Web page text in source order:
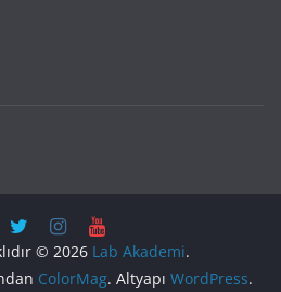
© 2026 Lab Akademi.
ColorMag. Altyapı WordPress.